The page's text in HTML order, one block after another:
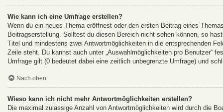
Wie kann ich eine Umfrage erstellen?
Wenn du ein neues Thema eröffnest oder den ersten Beitrag eines
Beitragserstellung. Solltest du diesen Bereich nicht sehen können, so
Titel und mindestens zwei Antwortmöglichkeiten in die entsprechenden
Zeile steht. Du kannst auch unter „Auswahlmöglichkeiten pro Benutzer“
Umfrage gilt (0 bedeutet dabei eine zeitlich unbegrenzte Umfrage) und
Nach oben
Wieso kann ich nicht mehr Antwortmöglichkeiten erstellen?
Die maximal zulässige Anzahl von Antwortmöglichkeiten wird durch die